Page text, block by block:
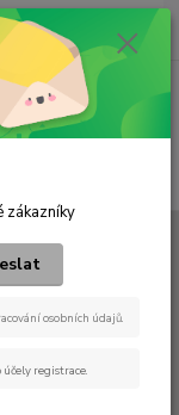
ks
0 Kč
zákazníky
osobních údajů.
účely registrace.